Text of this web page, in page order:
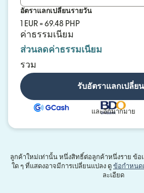
อัตราแลกเปลี่ยนรายวัน
1 EUR = 69.48 PHP
ค่าธรรมเนียม
ส่วนลดค่าธรรมเนียม
รวม
รับอัตราแลกเปลี่ย
และอีกมากมาย
ลูกค้าใหม่เท่านั้น หนึ่งสิทธิ์ต่อลูกค้าหนึ่งราย ข้อเ
ใด ๆ ที่แสดงอาจมีการเปลี่ยนแปลง ดู ข้อกำหนด
ละเอียด